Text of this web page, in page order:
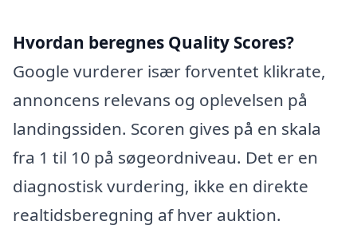
Hvordan beregnes Quality Scores?
Google vurderer især forventet klikrate,
annoncens relevans og oplevelsen på
landingssiden. Scoren gives på en skala
fra 1 til 10 på søgeordniveau. Det er en
diagnostisk vurdering, ikke en direkte
realtidsberegning af hver auktion.